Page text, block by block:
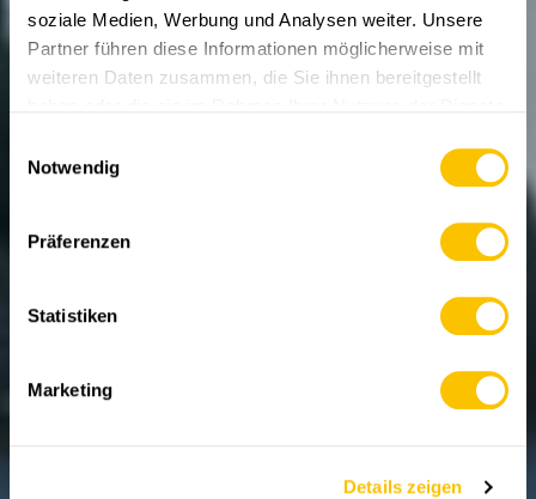
soziale Medien, Werbung und Analysen weiter. Unsere
Partner führen diese Informationen möglicherweise mit
weiteren Daten zusammen, die Sie ihnen bereitgestellt
Notwendig
Präferenzen
Statistiken
Marketing
Details zeigen
vergangenen Zeiten
29.05.2026 • Text und Bilder: Rémy Kappeler